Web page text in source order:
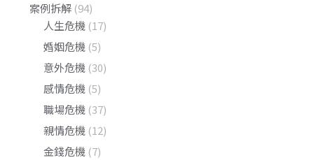
案例拆解 (94)
人生危機 (17)
婚姻危機 (5)
意外危機 (30)
感情危機 (5)
職場危機 (37)
親情危機 (12)
金錢危機 (7)